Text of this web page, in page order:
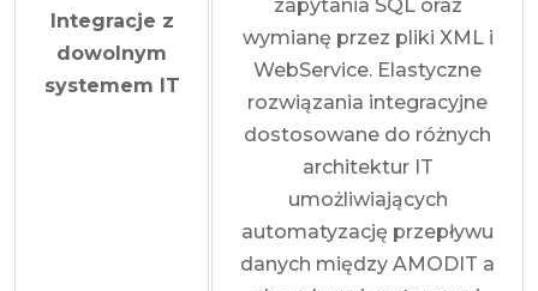
Integracje z
dowolnym
systemem IT
zapytania SQL oraz
wymianę przez pliki XML i
WebService. Elastyczne
rozwiązania integracyjne
dostosowane do różnych
architektur IT
umożliwiających
automatyzację przepływu
danych między AMODIT a